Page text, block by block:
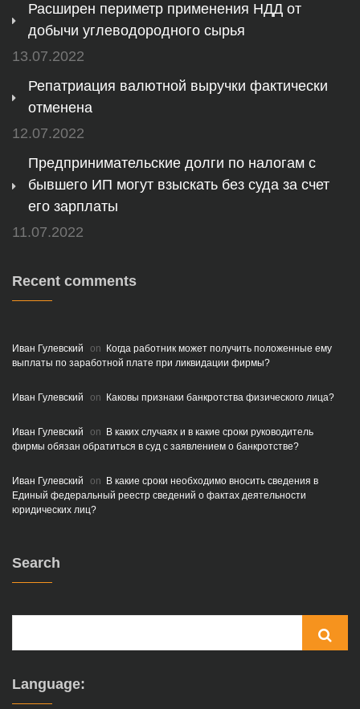
Расширен периметр применения НДД от
добычи углеводородного сырья
13.07.2022
Репатриация валютной выручки фактически
отменена
12.07.2022
Предпринимательские долги по налогам с
бывшего ИП могут взыскать без суда за счет
его зарплаты
11.07.2022
Recent comments
Иван Гулевский on
Когда работник может получить положенные ему
выплаты по заработной плате при ликвидации фирмы?
Иван Гулевский on Каковы признаки банкротства физического лица?
Иван Гулевский on
В каких случаях и в какие сроки руководитель
фирмы обязан обратиться в суд с заявлением о банкротстве?
Иван Гулевский on
В какие сроки необходимо вносить сведения в
Единый федеральный реестр сведений о фактах деятельности
юридических лиц?
Search
Language: